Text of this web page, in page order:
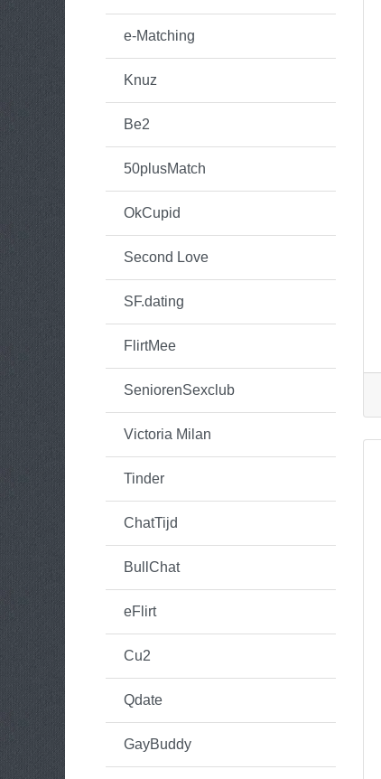
e-Matching
Knuz
Be2
50plusMatch
OkCupid
Second Love
SF.dating
FlirtMee
SeniorenSexclub
Victoria Milan
Tinder
ChatTijd
BullChat
eFlirt
Cu2
Qdate
GayBuddy